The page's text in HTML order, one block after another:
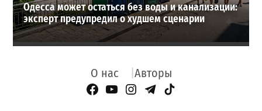
Одесса может остаться без воды и канализации:
эксперт предупредил о худшем сценарии
О нас Авторы
Facebook Page
YouTube
Instagram
Telegram
TikTok